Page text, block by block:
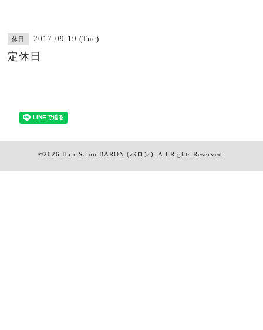
休日 2017-09-19 (Tue)
定休日
©2026 Hair Salon BARON (バロン) . All Rights Reserved.